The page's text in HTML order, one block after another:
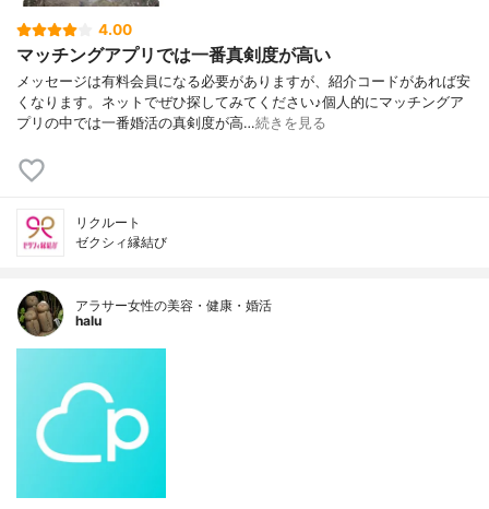
4.00
マッチングアプリでは一番真剣度が高い
メッセージは有料会員になる必要がありますが、紹介コードがあれば安
くなります。ネットでぜひ探してみてください♪個人的にマッチングア
プリの中では一番婚活の真剣度が高…続きを見る
リクルート
ゼクシィ縁結び
アラサー女性の美容・健康・婚活
halu